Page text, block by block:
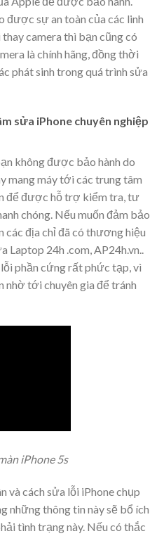
được sự an toàn của các linh
camera thì bạn cũng có
là chính hãng, đồng thời
phát sinh trong quá trình sửa
sửa iPhone chuyên nghiệp
không được bảo hành do
mang máy tới các trung tâm
để được hỗ trợ kiểm tra, tư
chóng. Nếu muốn đảm bảo
các địa chỉ đã có thương hiệu
Laptop 24h .com, AP24h.vn..
phần cứng rất phức tạp, vì
nhờ tới chuyên gia để tránh
iPhone 5s
và cách sửa lỗi iPhone chụp
những thông tin này sẽ bổ ích
tình trạng này. Nếu có thắc